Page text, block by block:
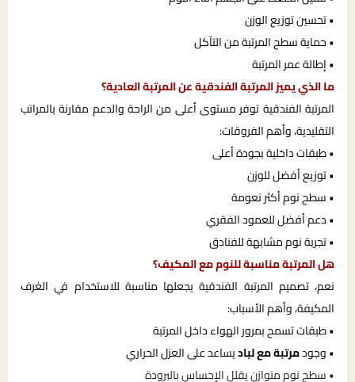
• تحسين توزيع الوزن
• حماية سطح المرتبة من التآكل
• إطالة عمر المرتبة
ما الذي يميز المرتبة الفندقية عن المرتبة العادية؟
المرتبة الفندقية توفر مستوى أعلى من الراحة والدعم مقارنة بالمراتب
التقليدية، وأهم الفروقات:
• طبقات داخلية بجودة أعلى
• توزيع أفضل للوزن
• سطح نوم أكثر نعومة
• دعم أفضل للعمود الفقري
• تجربة نوم مشابهة للفنادق
هل المرتبة مناسبة للنوم مع المكيف؟
نعم، تصميم المرتبة الفندقية يجعلها مناسبة للاستخدام في الغرف
المكيفة، وأهم الأسباب:
• طبقات تسمح بمرور الهواء داخل المرتبة
• وجودمرتبة مع لباديساعد على العزل الحراري
• سطح نوم متوازن يقلل الإحساس بالبرودة